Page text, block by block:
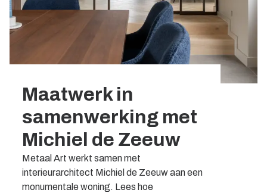
Maatwerk in
samenwerking met
Michiel de Zeeuw
Metaal Art werkt samen met
interieurarchitect Michiel de Zeeuw aan een
monumentale woning. Lees hoe